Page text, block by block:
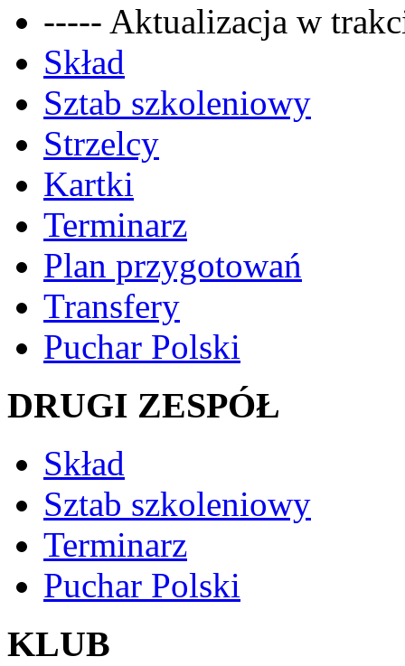
----- Aktualizacja w
Skład
Sztab szkoleniowy
Strzelcy
Kartki
Terminarz
Plan przygotowań
Transfery
Puchar Polski
DRUGI ZESPÓŁ
Skład
Sztab szkoleniowy
Terminarz
Puchar Polski
KLUB